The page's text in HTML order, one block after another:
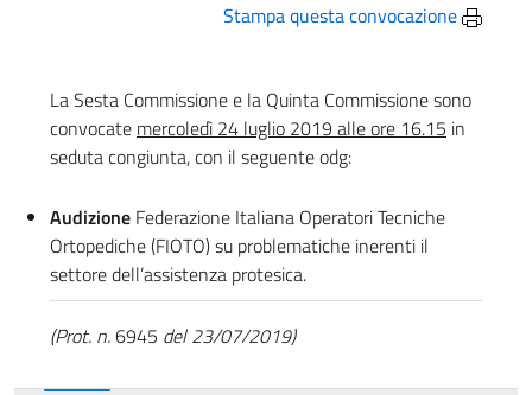
Stampa questa convocazione
La Sesta Commissione e la Quinta Commissione sono
convocate mercoledì 24 luglio 2019 alle ore 16.15 in
seduta congiunta, con il seguente odg:
Audizione Federazione Italiana Operatori Tecniche
Ortopediche (FIOTO) su problematiche inerenti il
settore dell’assistenza protesica.
(Prot. n.6945 del 23/07/2019)